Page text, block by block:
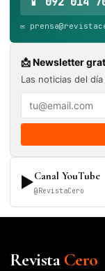
✉️
📩 Newsletter
Las noticias del
▶Canal YouTube
@RevistaCero
RevistaCero